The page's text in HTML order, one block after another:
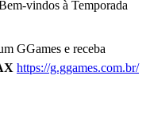
vindos à Temporada
GGames e receba
https://g.ggames.com.br/